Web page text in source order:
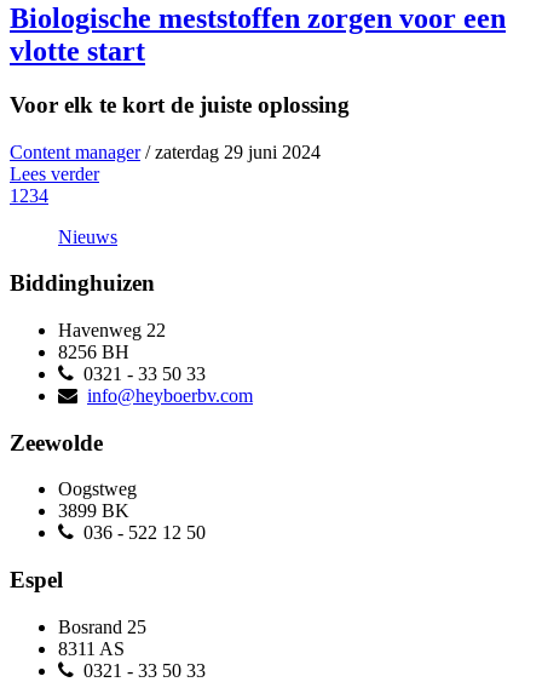
Biologische meststoffen zorgen voor een
vlotte start
Voor elk te kort de juiste oplossing
Content manager / zaterdag 29 juni 2024
Lees verder
1 234
Nieuws
Biddinghuizen
Havenweg 22
8256 BH
0321 - 33 50 33
info@heyboerbv.com
Zeewolde
Oogstweg
3899 BK
036 - 522 12 50
Espel
Bosrand 25
8311 AS
0321 - 33 50 33